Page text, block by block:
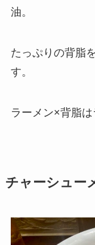
油。
たっぷりの背脂
す。
ラーメン×背脂
チャーシュー